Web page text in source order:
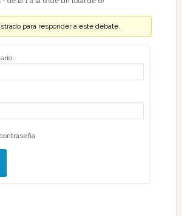
para responder a este debate.